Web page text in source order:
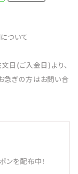
ついて
日(ご入金日)より、
急ぎの方はお問い合
ンを配布中！